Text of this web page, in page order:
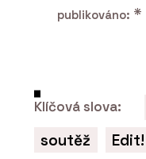
O FIRMĚ
publikováno: *
Klíčová slova:
soutěž
Edit!